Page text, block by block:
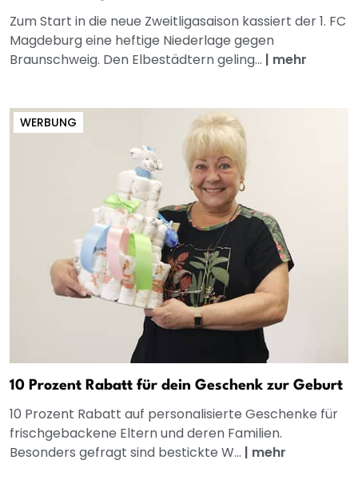
Zum Start in die neue Zweitligasaison kassiert der 1. FC
Magdeburg eine heftige Niederlage gegen
Braunschweig. Den Elbestädtern geling... | mehr
WERBUNG
10 Prozent Rabatt für dein Geschenk zur Geburt
10 Prozent Rabatt auf personalisierte Geschenke für
frischgebackene Eltern und deren Familien.
Besonders gefragt sind bestickte W... | mehr